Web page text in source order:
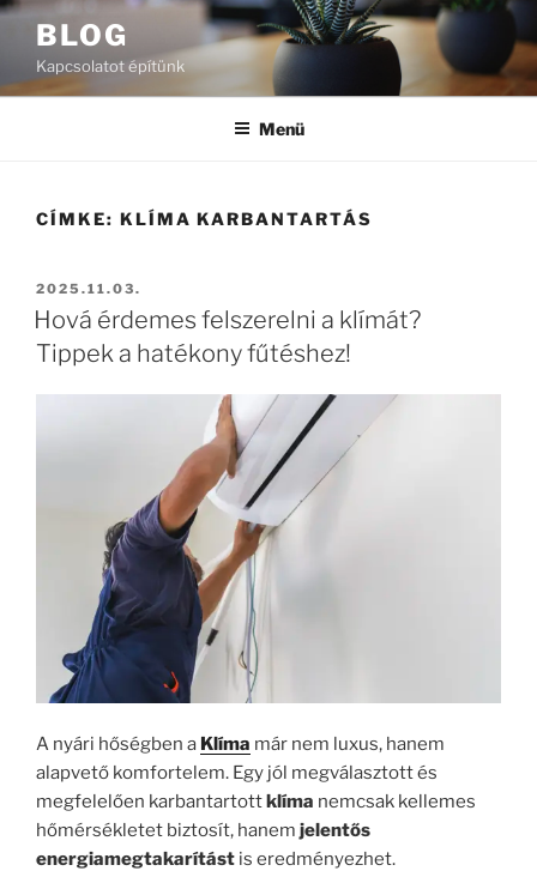
Tartalomhoz
BLOG
Kapcsolatot építünk
Menü
CÍMKE: KLÍMA KARBANTARTÁS
BEKÜLDVE:
2025.11.03.
Hová érdemes felszerelni a klímát?
Tippek a hatékony fűtéshez!
A nyári hőségben a Klíma már nem luxus, hanem
alapvető komfortelem. Egy jól megválasztott és
megfelelően karbantartott klíma nemcsak kellemes
hőmérsékletet biztosít, hanem jelentős
energiamegtakarítást is eredményezhet.